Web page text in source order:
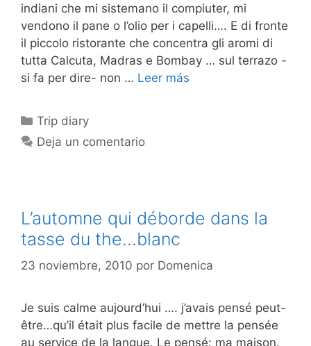
indiani che mi sistemano il compiuter, mi
vendono il pane o l’olio per i capelli…. E di fronte
il piccolo ristorante che concentra gli aromi di
tutta Calcuta, Madras e Bombay … sul terrazo -
si fa per dire- non … Leer más
Categorías
Trip diary
Deja un comentario
L’automne qui déborde dans la
tasse du the…blanc
23 noviembre, 2010 por Domenica
Je suis calme aujourd’hui …. j’avais pensé peut-
être…qu’il était plus facile de mettre la pensée
au service de la langue. Le pensé: ma maison.